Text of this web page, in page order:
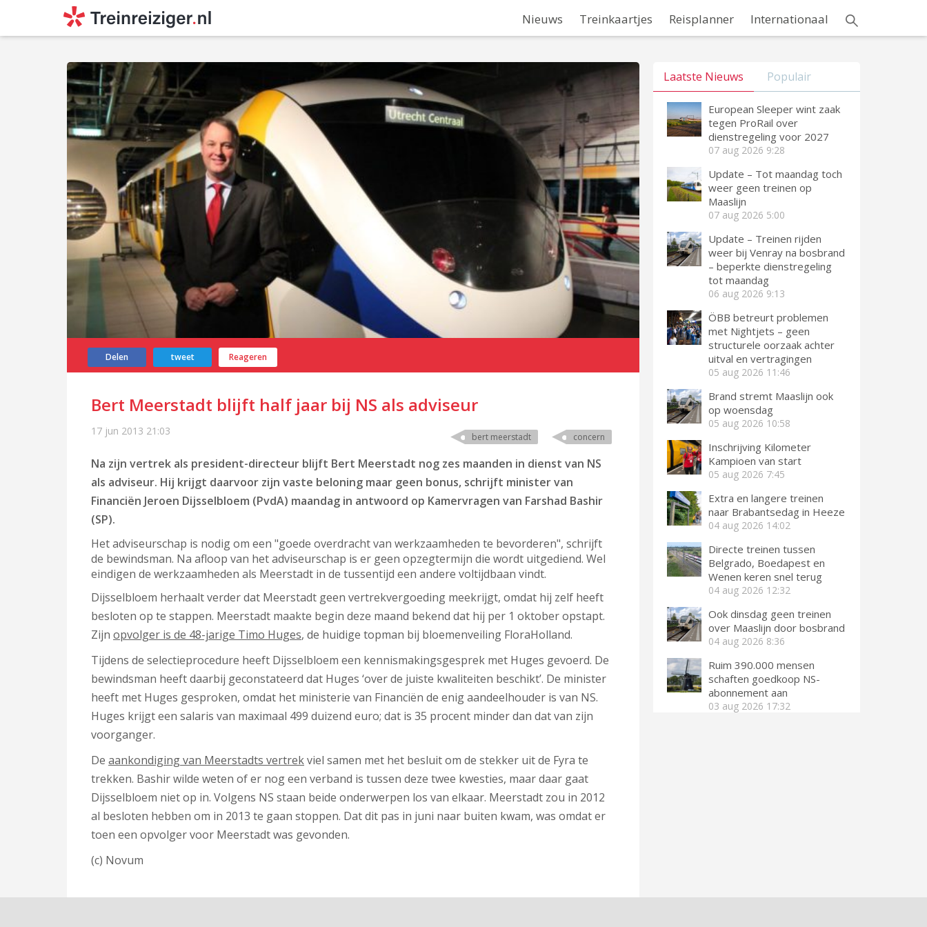
Nieuws Treinkaartjes Reisplanner Internationaal
Delen tweet Reageren
Bert Meerstadt blijft half jaar bij NS als adviseur
17 jun 2013 21:03 bert meerstadt concern
Na zijn vertrek als president-directeur blijft Bert Meerstadt nog zes maanden in dienst van NS
als adviseur. Hij krijgt daarvoor zijn vaste beloning maar geen bonus, schrijft minister van
Financiën Jeroen Dijsselbloem (PvdA) maandag in antwoord op Kamervragen van Farshad Bashir
(SP).
Het adviseurschap is nodig om een "goede overdracht van werkzaamheden te bevorderen", schrijft
de bewindsman. Na afloop van het adviseurschap is er geen opzegtermijn die wordt uitgediend. Wel
eindigen de werkzaamheden als Meerstadt in de tussentijd een andere voltijdbaan vindt.
Dijsselbloem herhaalt verder dat Meerstadt geen vertrekvergoeding meekrijgt, omdat hij zelf heeft
besloten op te stappen. Meerstadt maakte begin deze maand bekend dat hij per 1 oktober opstapt.
Zijn opvolger is de 48-jarige Timo Huges, de huidige topman bij bloemenveiling FloraHolland.
Tijdens de selectieprocedure heeft Dijsselbloem een kennismakingsgesprek met Huges gevoerd. De
bewindsman heeft daarbij geconstateerd dat Huges ‘over de juiste kwaliteiten beschikt’. De minister
heeft met Huges gesproken, omdat het ministerie van Financiën de enig aandeelhouder is van NS.
Huges krijgt een salaris van maximaal 499 duizend euro; dat is 35 procent minder dan dat van zijn
voorganger.
De aankondiging van Meerstadts vertrekviel samen met het besluit om de stekker uit de Fyra te
trekken. Bashir wilde weten of er nog een verband is tussen deze twee kwesties, maar daar gaat
Dijsselbloem niet op in. Volgens NS staan beide onderwerpen los van elkaar. Meerstadt zou in 2012
al besloten hebben om in 2013 te gaan stoppen. Dat dit pas in juni naar buiten kwam, was omdat er
toen een opvolger voor Meerstadt was gevonden.
(c) Novum
Laatste Nieuws Populair
European Sleeper wint zaak
tegen ProRail over
dienstregeling voor 2027
07 aug 2026 9:28
Update – Tot maandag toch
weer geen treinen op
Maaslijn
07 aug 2026 5:00
Update – Treinen rijden
weer bij Venray na bosbrand
– beperkte dienstregeling
tot maandag
06 aug 2026 9:13
ÖBB betreurt problemen
met Nightjets – geen
structurele oorzaak achter
uitval en vertragingen
05 aug 2026 11:46
Brand stremt Maaslijn ook
op woensdag
05 aug 2026 10:58
Inschrijving Kilometer
Kampioen van start
05 aug 2026 7:45
Extra en langere treinen
naar Brabantsedag in Heeze
04 aug 2026 14:02
Directe treinen tussen
Belgrado, Boedapest en
Wenen keren snel terug
04 aug 2026 12:32
Ook dinsdag geen treinen
over Maaslijn door bosbrand
04 aug 2026 8:36
Ruim 390.000 mensen
schaften goedkoop NS-
abonnement aan
03 aug 2026 17:32